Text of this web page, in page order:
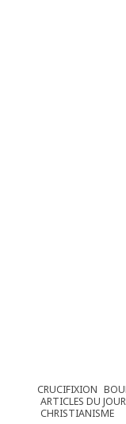
CRUCIFIXION
ARTICLES DU JOUR
CHRISTIANISME